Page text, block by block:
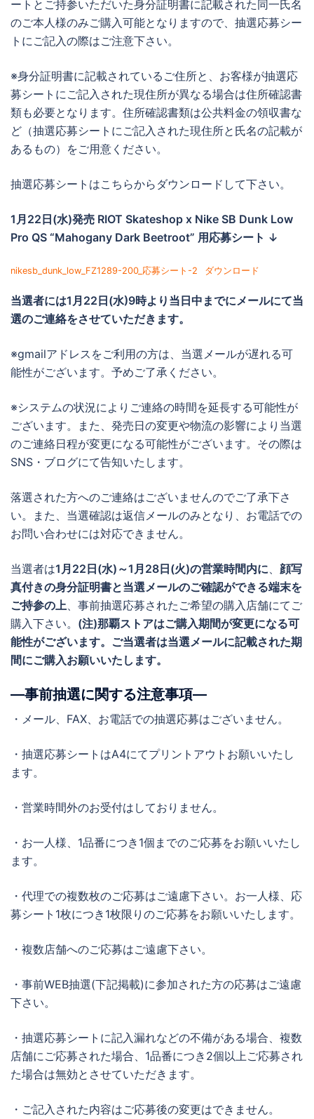
ートとご持参いただいた身分証明書に記載された同一氏名
のご本人様のみご購入可能となりますので、抽選応募シー
トにご記入の際はご注意下さい。
※身分証明書に記載されているご住所と、お客様が抽選応
募シートにご記入された現住所が異なる場合は住所確認書
類も必要となります。住所確認書類は公共料金の領収書な
ど（抽選応募シートにご記入された現住所と氏名の記載が
あるもの）をご用意ください。
抽選応募シートはこちらからダウンロードして下さい。
1月22日(水)発売 RIOT Skateshop x Nike SB Dunk Low
Pro QS “Mahogany Dark Beetroot” 用応募シート ↓
nikesb_dunk_low_FZ1289-200_応募シート-2 ダウンロード
当選者には1月22日(水)9時より当日中までにメールにて当
選のご連絡をさせていただきます。
※gmailアドレスをご利用の方は、当選メールが遅れる可
能性がございます。予めご了承ください。
※システムの状況によりご連絡の時間を延長する可能性が
ございます。また、発売日の変更や物流の影響により当選
のご連絡日程が変更になる可能性がございます。その際は
SNS・ブログにて告知いたします。
落選された方へのご連絡はございませんのでご了承下さ
い。また、当選確認は返信メールのみとなり、お電話での
お問い合わせには対応できません。
当選者は1月22日(水)～1月28日(火)の営業時間内に、 顔写
真付きの身分証明書と当選メールのご確認ができる端末を
ご持参の上、事前抽選応募されたご希望の購入店舗にてご
購入下さい。 (注)那覇ストアはご購入期間が変更になる可
能性がございます。ご当選者は当選メールに記載された期
間にご購入お願いいたします。
―事前抽選に関する注意事項―
・メール、FAX、お電話での抽選応募はございません。
・抽選応募シートはA4にてプリントアウトお願いいたし
ます。
・営業時間外のお受付はしておりません。
・お一人様、1品番につき1個までのご応募をお願いいたし
ます。
・代理での複数枚のご応募はご遠慮下さい。お一人様、応
募シート1枚につき1枚限りのご応募をお願いいたします。
・複数店舗へのご応募はご遠慮下さい。
・事前WEB抽選(下記掲載)に参加された方の応募はご遠慮
下さい。
・抽選応募シートに記入漏れなどの不備がある場合、複数
店舗にご応募された場合、1品番につき2個以上ご応募され
た場合は無効とさせていただきます。
・ご記入された内容はご応募後の変更はできません。